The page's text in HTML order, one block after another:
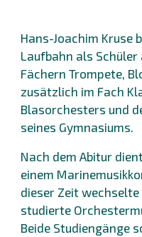
Hans-Joachim Kruse
Laufbahn als Schüler
Fächern Trompete,
zusätzlich im Fach
Blasorchesters und
seines Gymnasiums.
Nach dem Abitur
einem
dieser Zeit wechselte
studierte
Beide Studiengänge